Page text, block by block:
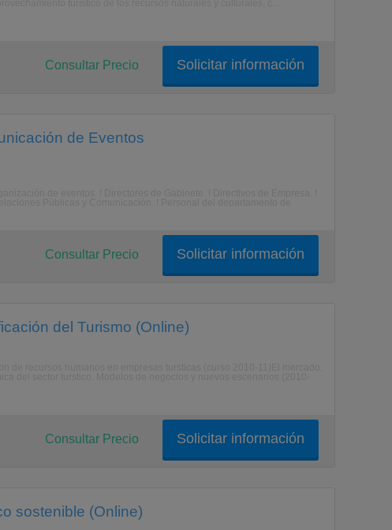
Solicitar información
Consultar Precio
de Eventos
Solicitar información
Consultar Precio
del Turismo (Online)
Solicitar información
Consultar Precio
sostenible (Online)